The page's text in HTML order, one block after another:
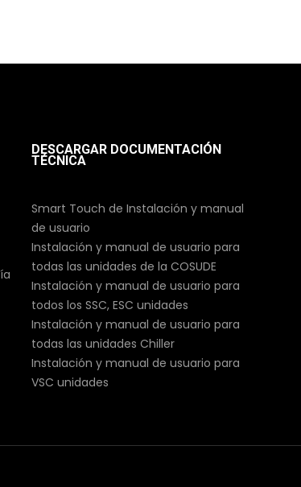
DESCARGAR DOCUMENTACIÓN
TÉCNICA
Smart Touch de Instalación y manual
de usuario
Instalación y manual de usuario para
todas las unidades de la COSUDE
Instalación y manual de usuario para
todos los SSC, ESC unidades
Instalación y manual de usuario para
todas las unidades Chiller
Instalación y manual de usuario para
VSC unidades